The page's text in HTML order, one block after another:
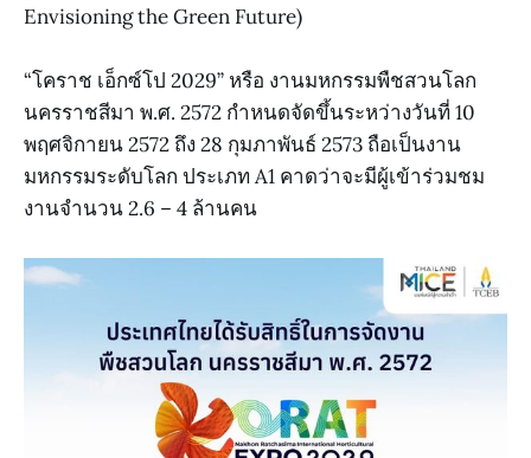
Envisioning the Green Future)
“โคราช เอ็กซ์โป 2029” หรือ งานมหกรรมพืชสวนโลก
นครราชสีมา พ.ศ. 2572 กำหนดจัดขึ้นระหว่างวันที่ 10
พฤศจิกายน 2572 ถึง 28 กุมภาพันธ์ 2573 ถือเป็นงาน
มหกรรมระดับโลก ประเภท A1 คาดว่าจะมีผู้เข้าร่วมชม
งานจำนวน 2.6 – 4 ล้านคน